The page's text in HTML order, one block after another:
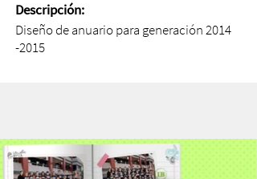
Descripción:
Diseño de anuario para generación2014
-2015